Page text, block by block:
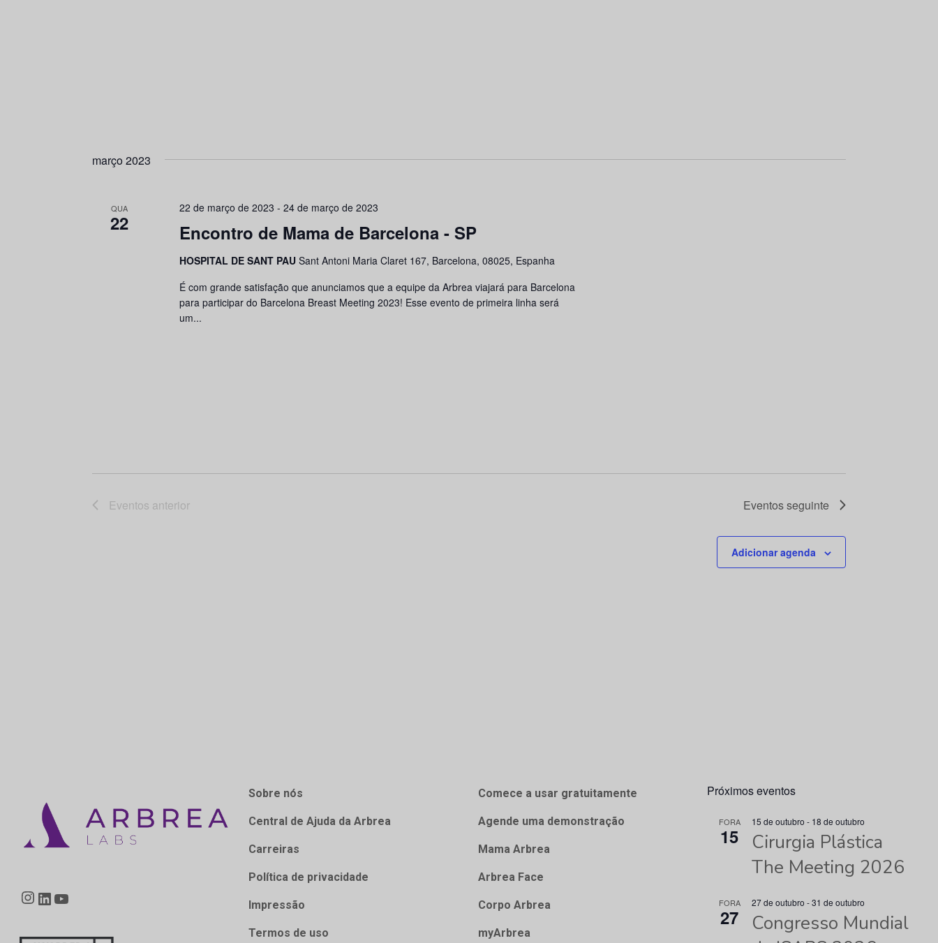
março 2023
QUA
22 Encontro de Mama de Barcelona - SP
22 de março de 2023 -24 de março de 2023
HOSPITAL DE SANT PAUSant Antoni Maria Claret 167, Barcelona, 08025, Espanha
É com grande satisfação que anunciamos que a equipe da Arbrea viajará para Barcelona
para participar do Barcelona Breast Meeting 2023! Esse evento de primeira linha será
um...
Eventos anterior Eventosseguinte
Adicionar agenda
Instagram
LinkedIn
Sobre nós
Central de Ajuda da Arbrea
Carreiras
Política de privacidade
Impressão
Termos de uso
Comece a usar gratuitamente
Agende uma demonstração
Mama Arbrea
Arbrea Face
Corpo Arbrea
myArbrea
Próximos eventos
FORA
15
15 de outubro - 18 de outubro
Cirurgia Plástica
The Meeting 2026
FORA
27
27 de outubro -31 de outubro
Congresso Mundial